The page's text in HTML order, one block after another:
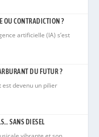
OU CONTRADICTION ?
artificielle (IA) s’est
DU FUTUR ?
est devenu un pilier
SANS DIESEL